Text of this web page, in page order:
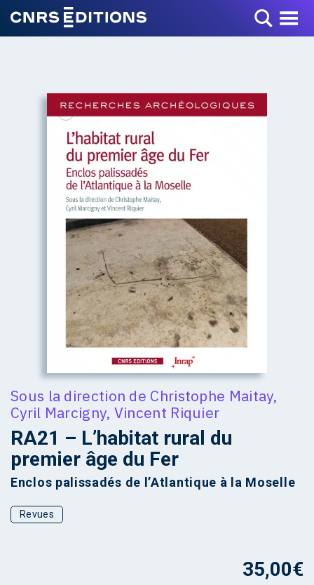
Toggle Menu
+
Sous la direction de Christophe Maitay,
Cyril Marcigny, Vincent Riquier
RA21 – L’habitat rural du
premier âge du Fer
Enclos palissadés de l’Atlantique à la Moselle
Revues
35,00€